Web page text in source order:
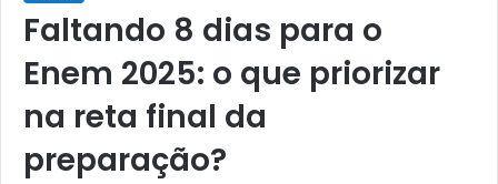
Faltando 8 dias para o
Enem 2025: o que priorizar
na reta final da
preparação?